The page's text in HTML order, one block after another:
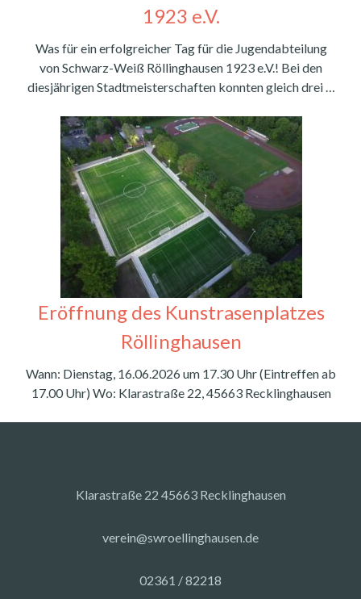
1923 e.V.
Was für ein erfolgreicher Tag für die Jugendabteilung
von Schwarz-Weiß Röllinghausen 1923 e.V.! Bei den
diesjährigen Stadtmeisterschaften konnten gleich drei …
Eröffnung des Kunstrasenplatzes
Röllinghausen
Wann: Dienstag, 16.06.2026 um 17.30 Uhr (Eintreffen ab
17.00 Uhr) Wo: Klarastraße 22, 45663 Recklinghausen
Klarastraße 22 45663 Recklinghausen
verein@swroellinghausen.de
02361 / 82218